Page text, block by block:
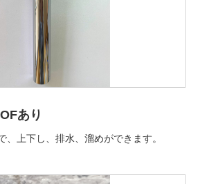
あり
、上下し、排水、溜めができます。